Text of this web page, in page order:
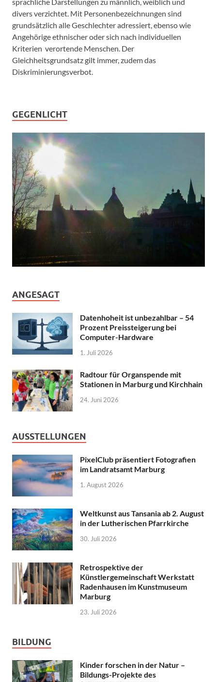
sprachliche Darstellungen zu männlich, weiblich und
divers verzichtet. Mit Personenbezeichnungen sind
grundsätzlich alle Geschlechter adressiert, ebenso wie
Angehörige ethnischer oder sich nach individuellen
Kriterien verortende Menschen. Der
Gleichheitsgrundsatz gilt immer, zudem das
Diskriminierungsverbot.
GEGENLICHT
ANGESAGT
Datenhoheit ist unbezahlbar – 54
Prozent Preissteigerung bei
Computer-Hardware
1. Juli 2026
Radtour für Organspende mit
Stationen in Marburg und Kirchhain
24. Juni 2026
AUSSTELLUNGEN
PixelClub präsentiert Fotografien
im Landratsamt Marburg
1. August 2026
Weltkunst aus Tansania ab 2. August
in der Lutherischen Pfarrkirche
30. Juli 2026
Retrospektive der
Künstlergemeinschaft Werkstatt
Radenhausen im Kunstmuseum
Marburg
23. Juli 2026
BILDUNG
Kinder forschen in der Natur –
Bildungs-Projekte des